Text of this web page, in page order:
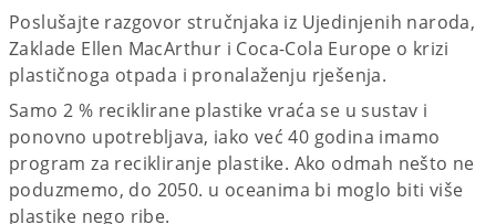
Poslušajte razgovor stručnjaka iz Ujedinjenih naroda,
Zaklade Ellen MacArthur i Coca-Cola Europe o krizi
plastičnoga otpada i pronalaženju rješenja.
Samo 2 % reciklirane plastike vraća se u sustav i
ponovno upotrebljava, iako već 40 godina imamo
program za recikliranje plastike. Ako odmah nešto ne
poduzmemo, do 2050. u oceanima bi moglo biti više
plastike nego ribe.